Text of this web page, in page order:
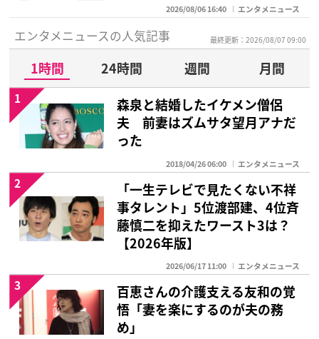
2026/08/06 16:40 エンタメニュース
エンタメニュースの人気記事 最終更新：2026/08/07 09:00
1時間 24時間 週間
月間
森泉と結婚したイケメン僧侶
夫 前妻はズムサタ望月アナだ
った
2018/04/26 06:00 エンタメニュース
1
「一生テレビで見たくない不祥
事タレント」5位渡部建、4位斉
藤慎二を抑えたワースト3は？
【2026年版】
2026/06/17 11:00 エンタメニュース
2
百恵さんの介護支える友和の覚
悟「妻を楽にするのが夫の務
め」
3